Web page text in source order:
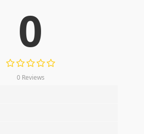
0
0 Reviews